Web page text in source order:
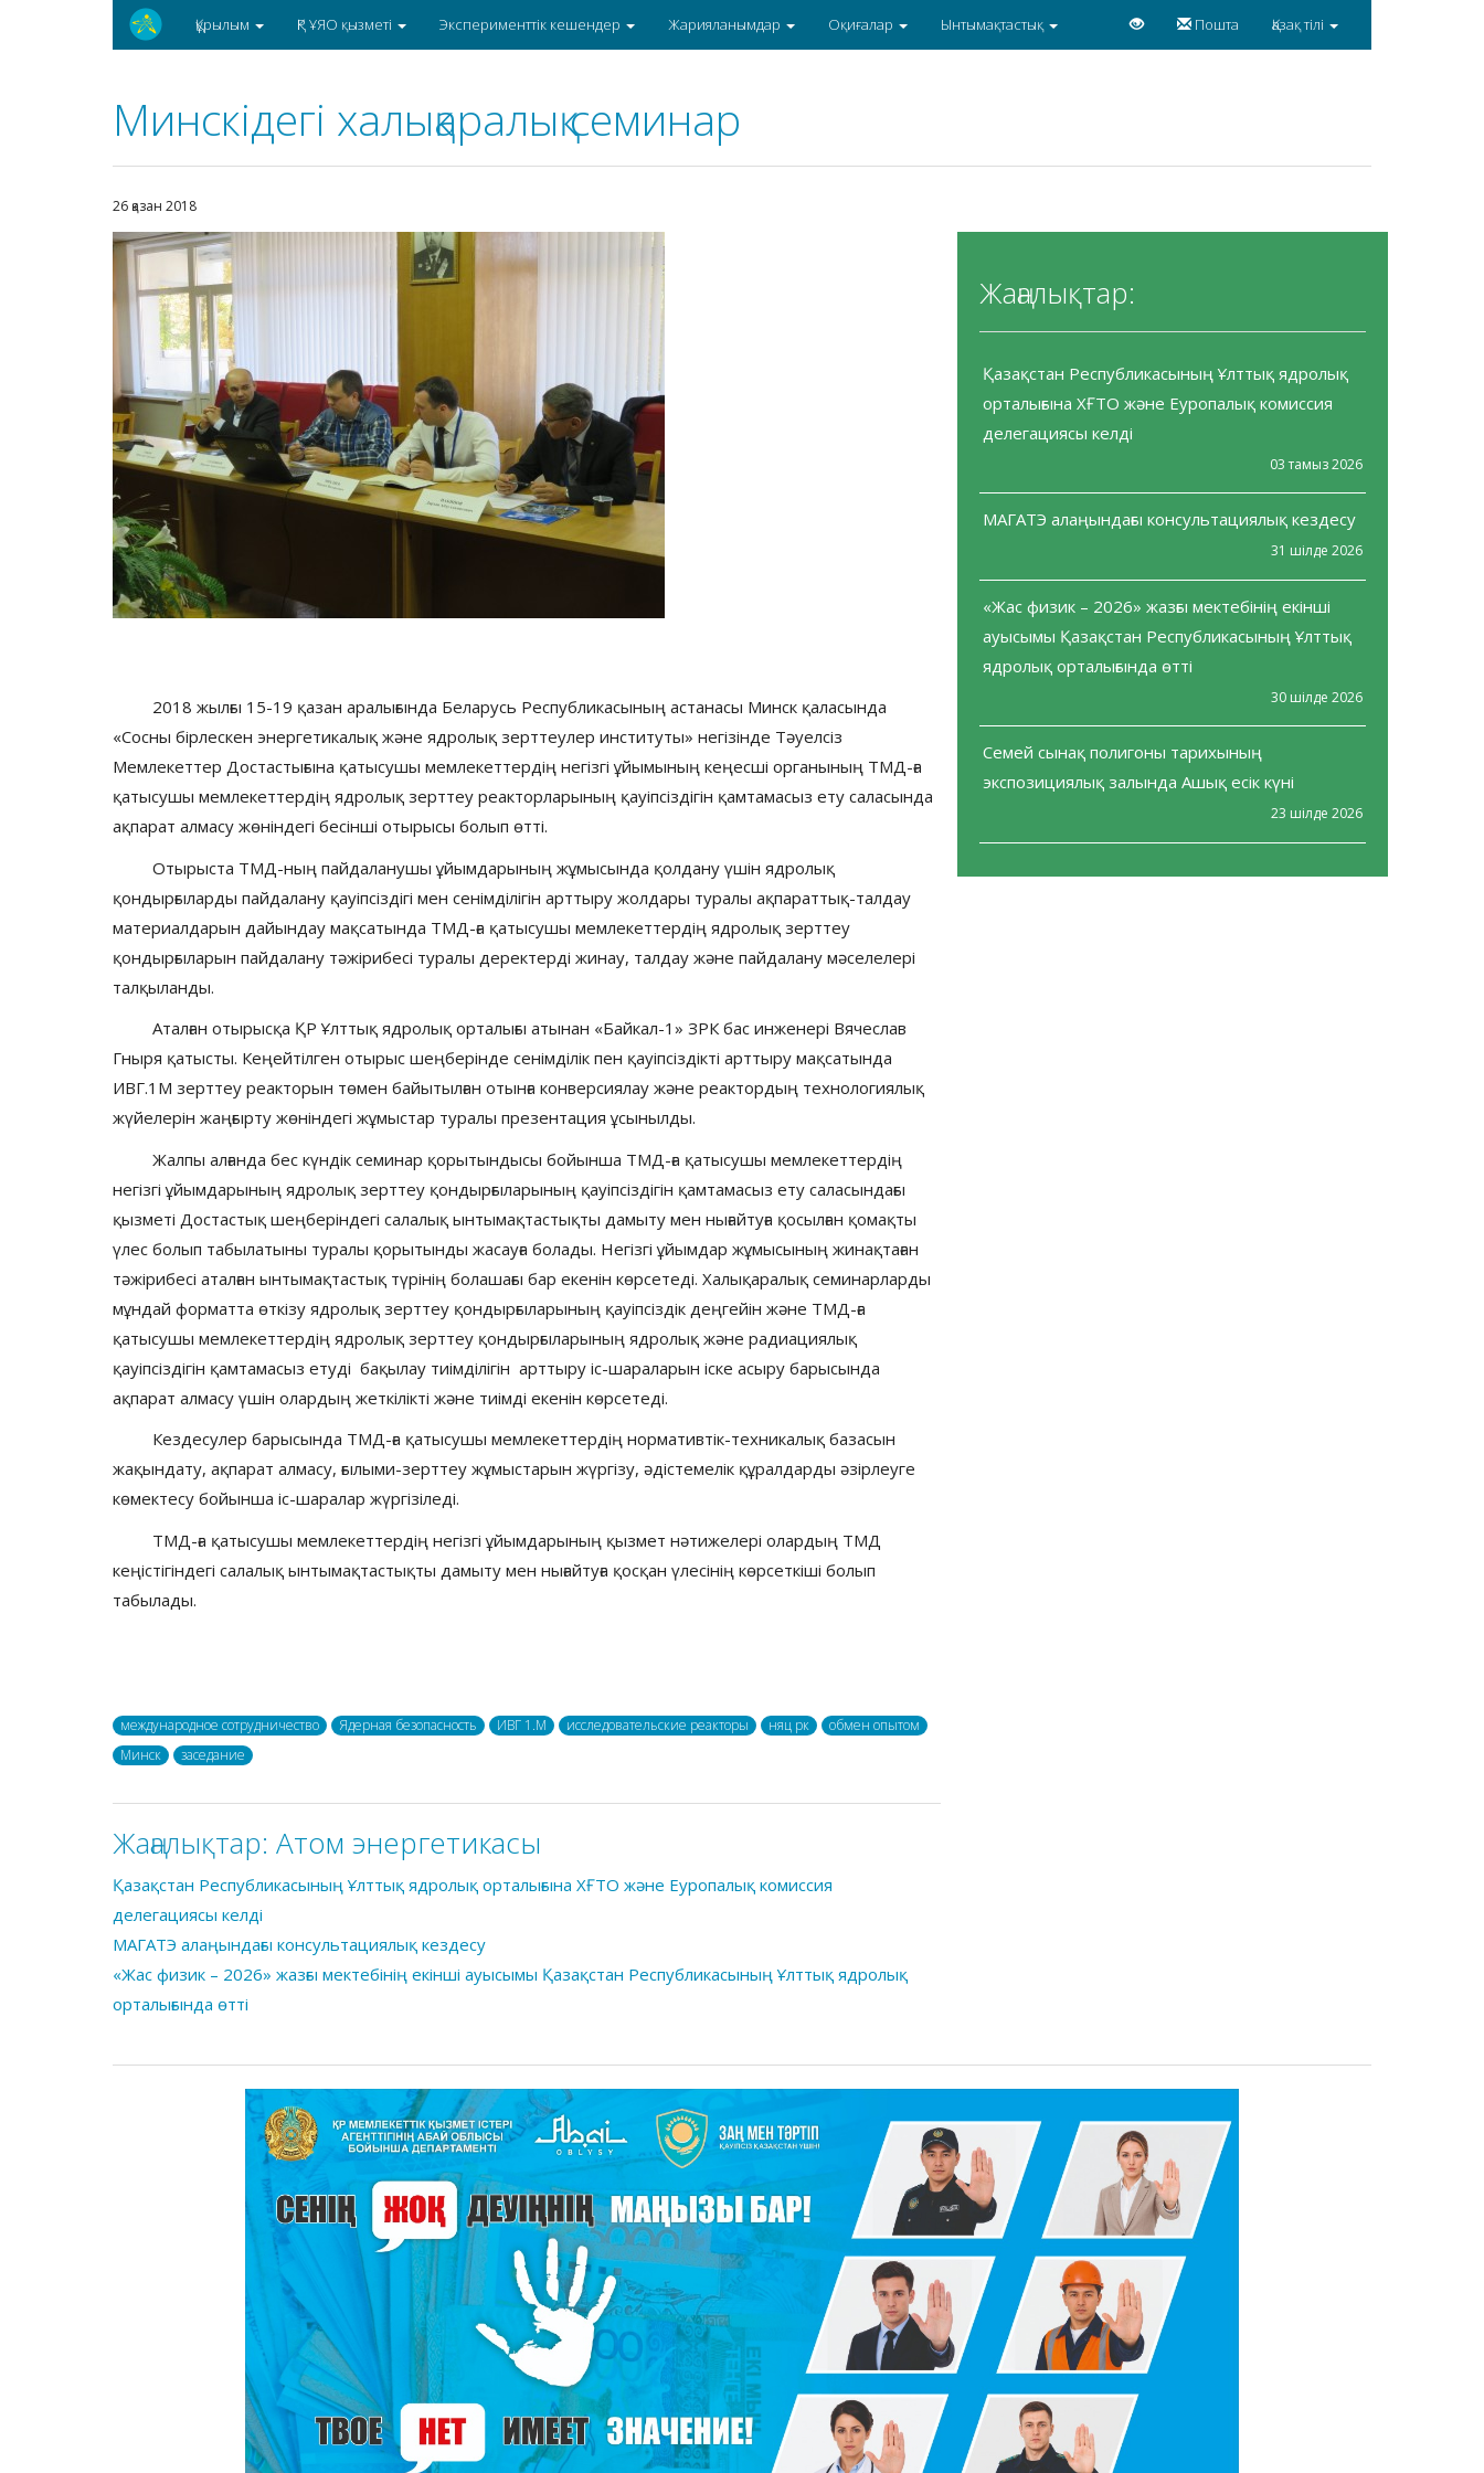
Құрылым ҚР ҰЯО қызметі Эксперименттік кешендер Жарияланымдар Оқиғалар Ынтымақтастық Пошта Қазақ тілі
Минскідегі халықаралық семинар
26 қазан 2018
2018 жылғы 15-19 қазан аралығында Беларусь Республикасының астанасы Минск қаласында
«Сосны бірлескен энергетикалық және ядролық зерттеулер институты» негізінде Тәуелсіз
Мемлекеттер Достастығына қатысушы мемлекеттердің негізгі ұйымының кеңесші органының ТМД-ға
қатысушы мемлекеттердің ядролық зерттеу реакторларының қауіпсіздігін қамтамасыз ету саласында
ақпарат алмасу жөніндегі бесінші отырысы болып өтті.
Отырыста ТМД-ның пайдаланушы ұйымдарының жұмысында қолдану үшін ядролық
қондырғыларды пайдалану қауіпсіздігі мен сенімділігін арттыру жолдары туралы ақпараттық-талдау
материалдарын дайындау мақсатында ТМД-ға қатысушы мемлекеттердің ядролық зерттеу
қондырғыларын пайдалану тәжірибесі туралы деректерді жинау, талдау және пайдалану мәселелері
талқыланды.
Аталған отырысқа ҚР Ұлттық ядролық орталығы атынан «Байкал-1» ЗРК бас инженері Вячеслав
Гныря қатысты. Кеңейтілген отырыс шеңберінде сенімділік пен қауіпсіздікті арттыру мақсатында
ИВГ.1М зерттеу реакторын төмен байытылған отынға конверсиялау және реактордың технологиялық
жүйелерін жаңғырту жөніндегі жұмыстар туралы презентация ұсынылды.
Жалпы алғанда бес күндік семинар қорытындысы бойынша ТМД-ға қатысушы мемлекеттердің
негізгі ұйымдарының ядролық зерттеу қондырғыларының қауіпсіздігін қамтамасыз ету саласындағы
қызметі Достастық шеңберіндегі салалық ынтымақтастықты дамыту мен нығайтуға қосылған қомақты
үлес болып табылатыны туралы қорытынды жасауға болады. Негізгі ұйымдар жұмысының жинақтаған
тәжірибесі аталған ынтымақтастық түрінің болашағы бар екенін көрсетеді. Халықаралық семинарларды
мұндай форматта өткізу ядролық зерттеу қондырғыларының қауіпсіздік деңгейін және ТМД-ға
қатысушы мемлекеттердің ядролық зерттеу қондырғыларының ядролық және радиациялық
қауіпсіздігін қамтамасыз етуді бақылау тиімділігін арттыру іс-шараларын іске асыру барысында
ақпарат алмасу үшін олардың жеткілікті және тиімді екенін көрсетеді.
Кездесулер барысында ТМД-ға қатысушы мемлекеттердің нормативтік-техникалық базасын
жақындату, ақпарат алмасу, ғылыми-зерттеу жұмыстарын жүргізу, әдістемелік құралдарды әзірлеуге
көмектесу бойынша іс-шаралар жүргізіледі.
ТМД-ға қатысушы мемлекеттердің негізгі ұйымдарының қызмет нәтижелері олардың ТМД
кеңістігіндегі салалық ынтымақтастықты дамыту мен нығайтуға қосқан үлесінің көрсеткіші болып
табылады.
международное сотрудничество Ядерная безопасность ИВГ 1.M исследовательские реакторы няц рк
обмен опытом
Минск
заседание
Жаңалықтар:
Қазақстан Республикасының Ұлттық ядролық
орталығына ХҒТО және Еуропалық комиссия
делегациясы келді
03 тамыз 2026
МАГАТЭ алаңындағы консультациялық кездесу
31 шілде 2026
«Жас физик – 2026» жазғы мектебінің екінші
ауысымы Қазақстан Республикасының Ұлттық
ядролық орталығында өтті
30 шілде 2026
Семей сынақ полигоны тарихының
экспозициялық залында Ашық есік күні
23 шілде 2026
Жаңалықтар: Атом энергетикасы
Қазақстан Республикасының Ұлттық ядролық орталығына ХҒТО және Еуропалық комиссия
делегациясы келді
МАГАТЭ алаңындағы консультациялық кездесу
«Жас физик – 2026» жазғы мектебінің екінші ауысымы Қазақстан Республикасының Ұлттық ядролық
орталығында өтті